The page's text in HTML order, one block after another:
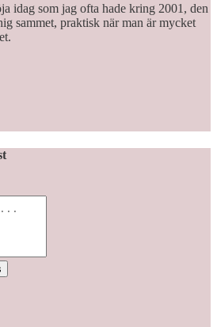
idag som jag ofta hade kring 2001, den
sammet, praktisk när man är mycket